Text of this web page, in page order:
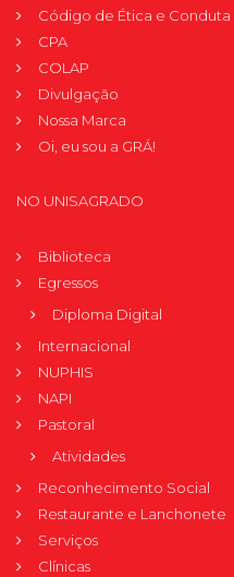
Código de Ética e Conduta
CPA
COLAP
Divulgação
Nossa Marca
Oi, eu sou a GRÁ!
NO UNISAGRADO
Biblioteca
Egressos
Diploma Digital
Internacional
NUPHIS
NAPI
Pastoral
Atividades
Reconhecimento Social
Restaurante e Lanchonete
Serviços
Clínicas